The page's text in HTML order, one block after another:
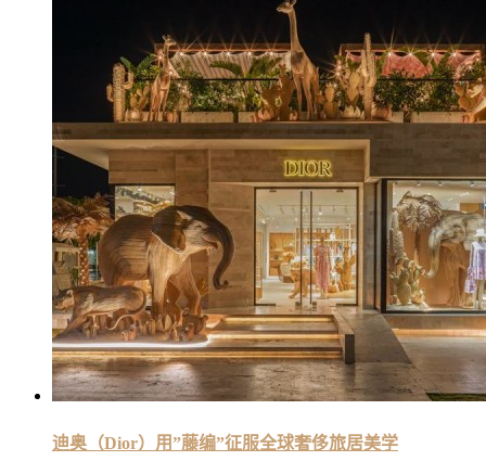
迪奥（Dior）用”藤编”征服全球奢侈旅居美学